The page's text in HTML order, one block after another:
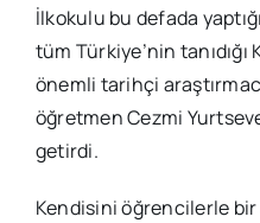
İlkokulu bu defada
tüm Türkiye’nin
önemli tarihçi
öğretmen Cezmi
getirdi.
Kendisini öğrencilerle